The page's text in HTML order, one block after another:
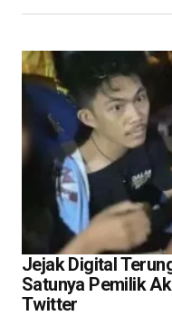
Jejak Digital
Satunya Pemilik
Twitter